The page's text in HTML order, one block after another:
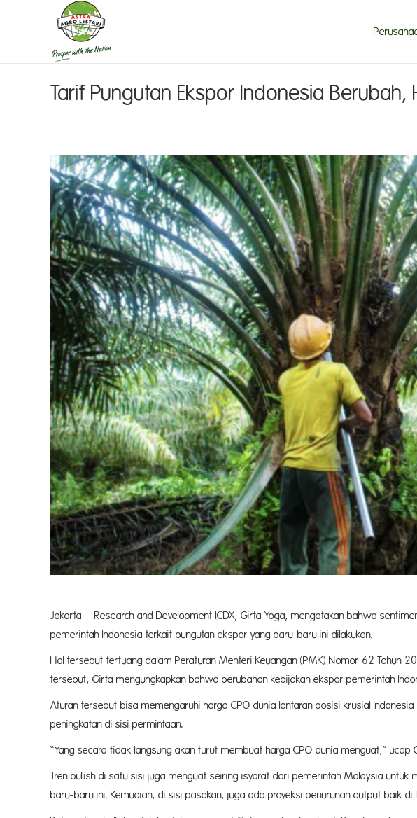
Tarif Pungutan Ekspor Indonesia
Jakarta – Research and Development ICDX, Girta Yoga, mengatakan bahwa
pemerintah Indonesia terkait pungutan ekspor yang baru-baru ini dilakukan.
Hal tersebut tertuang dalam Peraturan Menteri Keuangan (PMK) Nomor 62 Tahun
tersebut, Girta mengungkapkan bahwa perubahan kebijakan ekspor pemerintah
Aturan tersebut bisa memengaruhi harga CPO dunia lantaran posisi krusial
peningkatan di sisi permintaan.
“Yang secara tidak langsung akan turut membuat harga CPO dunia menguat,”
Tren bullish di satu sisi juga menguat seiring isyarat dari pemerintah Malaysia
baru-baru ini. Kemudian, di sisi pasokan, juga ada proyeksi penurunan output baik di